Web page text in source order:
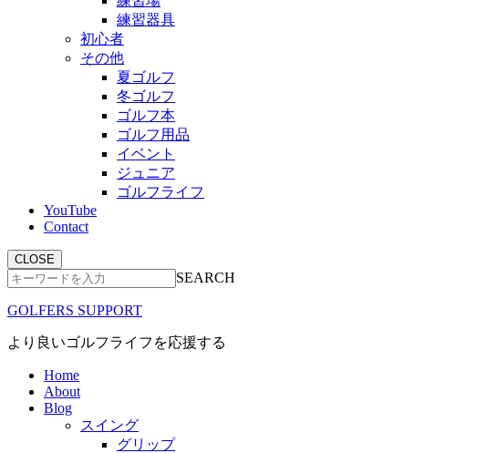
練習器具
初心者
その他
夏ゴルフ
冬ゴルフ
ゴルフ本
ゴルフ用品
イベント
ジュニア
ゴルフライフ
YouTube
Contact
CLOSE
SEARCH
GOLFERS SUPPORT
より良いゴルフライフを応援する
Home
About
Blog
スイング
グリップ